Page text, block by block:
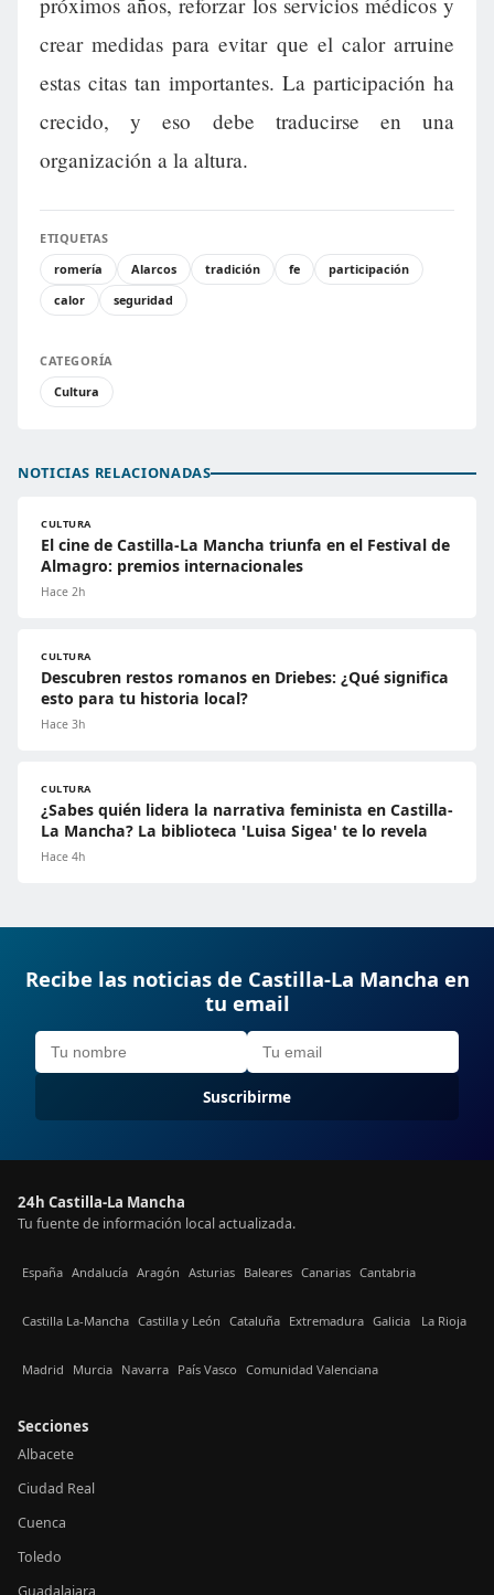
crear medidas para evitar que el calor arruine
estas citas tan importantes. La participación ha
crecido, y eso debe traducirse en una
organización a la altura.
ETIQUETAS
romería
Alarcos tradición fe
participación
calor
seguridad
CATEGORÍA
Cultura
NOTICIAS RELACIONADAS
CULTURA
El cine de Castilla-La Mancha triunfa en el Festival de
Almagro: premios internacionales
Hace 2h
CULTURA
Descubren restos romanos en Driebes: ¿Qué significa
esto para tu historia local?
Hace 3h
CULTURA
¿Sabes quién lidera la narrativa feminista en Castilla-
La Mancha? La biblioteca 'Luisa Sigea' te lo revela
Hace 4h
Recibe las noticias de Castilla-La Mancha en
tu email
Suscribirme
24h Castilla-La Mancha
Tu fuente de información local actualizada.
España Andalucía Aragón Asturias Baleares Canarias Cantabria
Castilla La-Mancha Castilla y León Cataluña Extremadura Galicia La Rioja
Madrid Murcia Navarra País Vasco Comunidad Valenciana
Secciones
Albacete
Ciudad Real
Cuenca
Toledo